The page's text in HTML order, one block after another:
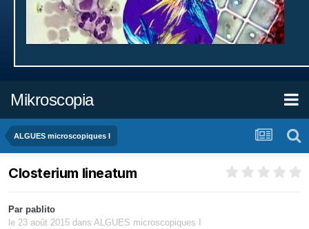
Mikroscopia
ALGUES microscopiques I
Closterium lineatum
Par pablito
le 23 août 2015 dans ALGUES microscopiques I